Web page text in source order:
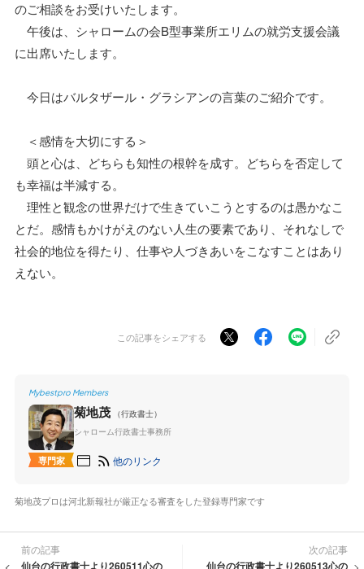
のご相談をお受けいたします。
午後は、シャロームの会B型事業所エリムの就労支援会議
に出席いたします。
今日はバルタザール・グラシアンの言葉のご紹介です。
＜感情を大切にする＞
頭と心は、どちらも知性の根幹を成す。どちらを否定して
も幸福は半減する。
理性と観念の世界だけで生きていこうとするのは愚かなこ
とだ。感情もかけがえのない人生の要素であり、それなしで
社会的地位を得たり、仕事や人づきあいをこなすことはあり
えない。
この記事をシェアする
Mybestpro Members
専門家
菊地茂
（行政書士）
シャローム行政書士事務所
他のリンク
菊地茂プロは河北新報社が厳正なる審査をした登録専門家です
前の記事
仙台の行政書士より260511心の
次の記事
仙台の行政書士より260513心の